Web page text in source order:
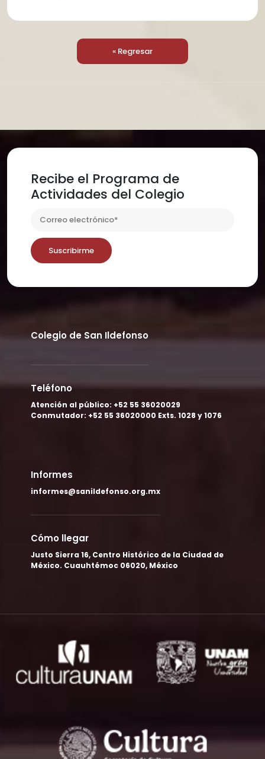
« Regresar
Recibe el Programa de
Actividades del Colegio
Suscribirme
Colegio de San Ildefonso
Teléfono
Atención al público: +52 55 36020029
Conmutador: +52 55 36020000 Exts. 1028 y 1076
Informes
informes@sanildefonso.org.mx
Cómo llegar
Justo Sierra 16, Centro Histórico de la Ciudad de
México. Cuauhtémoc 06020, México